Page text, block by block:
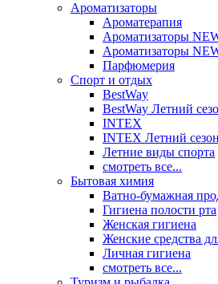
Ароматизаторы
Ароматерапия
Ароматизаторы
Ароматизаторы
Парфюмерия
Спорт и отдых
BestWay
BestWay Летний
INTEX
INTEX Летний сезон
Летние виды спорта
смотреть все...
Бытовая химия
Ватно-бумажная
Гигиена полости рта
Женская гигиена
Женские средства
Личная гигиена
смотреть все...